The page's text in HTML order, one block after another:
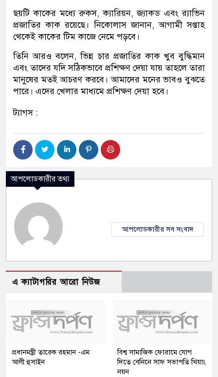
ছয়টি কাকের মধ্যে রুকস, ক্যারিয়ন, জ্যাকড এবং র‌্যাভিন
প্রজাতির কাক রয়েছে। নিকোলাস জানান, আগামী সপ্তাহ
থেকেই কাকের টিম কাজে নেমে পড়বে।
তিনি আরও বলেন, ভিন্ন চার প্রজাতির কাক খুব বুদ্ধিমান
এবং তাদের যদি সঠিকভাবে প্রশিক্ষণ দেয়া যায় তাহলে তারা
মানুষের মতই আচরণ করবে। আমাদের মনের ভাবও বুঝতে
পারে। এদের খেলার মাধ্যমে প্রশিক্ষণ দেয়া হবে।
ট্যাগস :
আপলোডকারীর তথ্য
আপলোডকারীর সব সংবাদ
এ ক্যাটাগরির আরো নিউজ
প্রধানমন্ত্রী তারেক রহমান -এম
আলী হুসাইন
বিশ্ব সামাজিক ফোরামে যোগ
দিতে বেনিনে সাফ সভাপতি খিয়াং
নয়ন